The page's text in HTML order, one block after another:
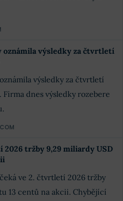
oznámila výsledky za čtvrtletí
výsledky za čtvrtletí
dnes výsledky rozebere
2026 tržby 9,29 miliardy USD
ve 2. čtvrtletí 2026 tržby
13 centů na akcii. Chybějící